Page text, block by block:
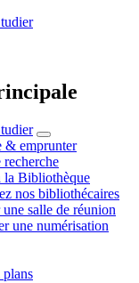
& emprunter
la Bibliothèque
nos bibliothécaires
une salle de réunion
une numérisation